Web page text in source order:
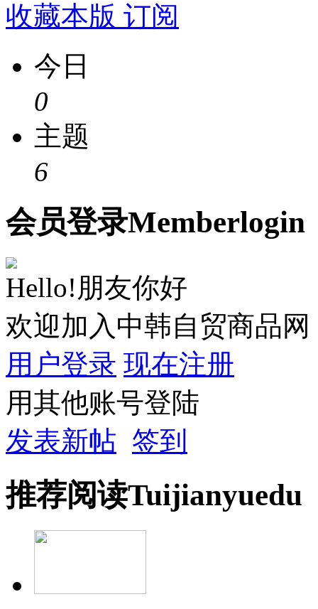
收藏本版 订阅
今日
0
主题
6
会员登录Memberlogin
Hello!朋友你好
欢迎加入中韩自贸商品网
用户登录 现在注册
用其他账号登陆
发表新帖 签到
推荐阅读Tuijianyuedu